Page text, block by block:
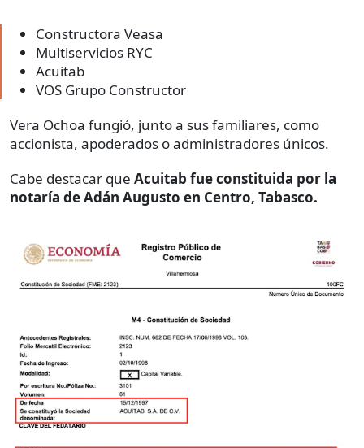
Constructora Veasa
Multiservicios RYC
Acuitab
VOS Grupo Constructor
Vera Ochoa fungió, junto a sus familiares, como
accionista, apoderados o administradores únicos.
Cabe destacar que Acuitab fue constituida por la
notaría de Adán Augusto en Centro, Tabasco.